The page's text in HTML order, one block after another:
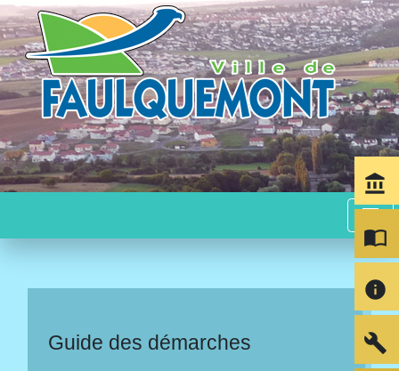
menu
Guide des démarches
account_balance
import_contacts
info
build